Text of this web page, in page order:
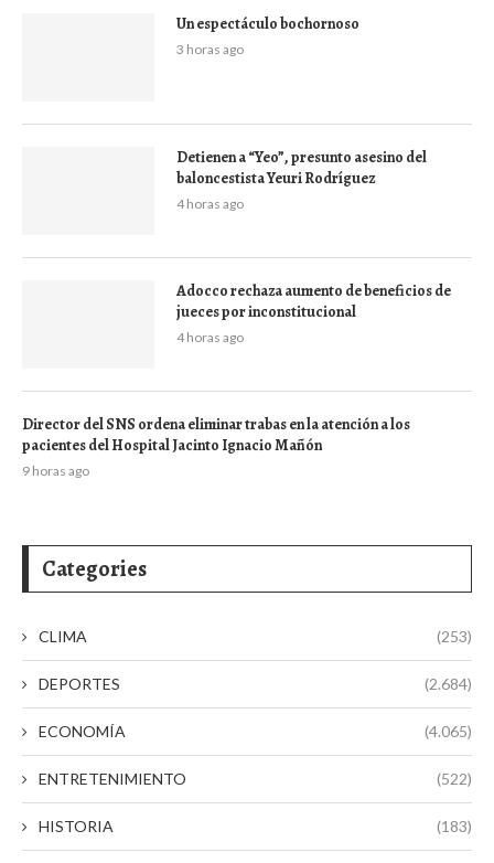
Un espectáculo bochornoso
3 horas ago
Detienen a “Yeo”, presunto asesino del
baloncestista Yeuri Rodríguez
4 horas ago
Adocco rechaza aumento de beneficios de
jueces por inconstitucional
4 horas ago
Director del SNS ordena eliminar trabas en la atención a los
pacientes del Hospital Jacinto Ignacio Mañón
9 horas ago
Categories
CLIMA (253)
DEPORTES (2.684)
ECONOMÍA (4.065)
ENTRETENIMIENTO (522)
HISTORIA (183)